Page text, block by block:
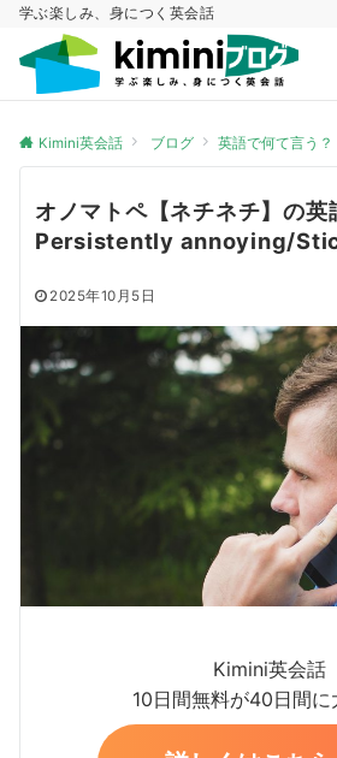
学ぶ楽しみ、身につく英会話
Kimini英会話 ブログ 英語で何て言う？
オノマトペ【ネチネチ】の英
Persistently annoying/
2025年10月5日
Kimini英会話
10日間無料が40日間に